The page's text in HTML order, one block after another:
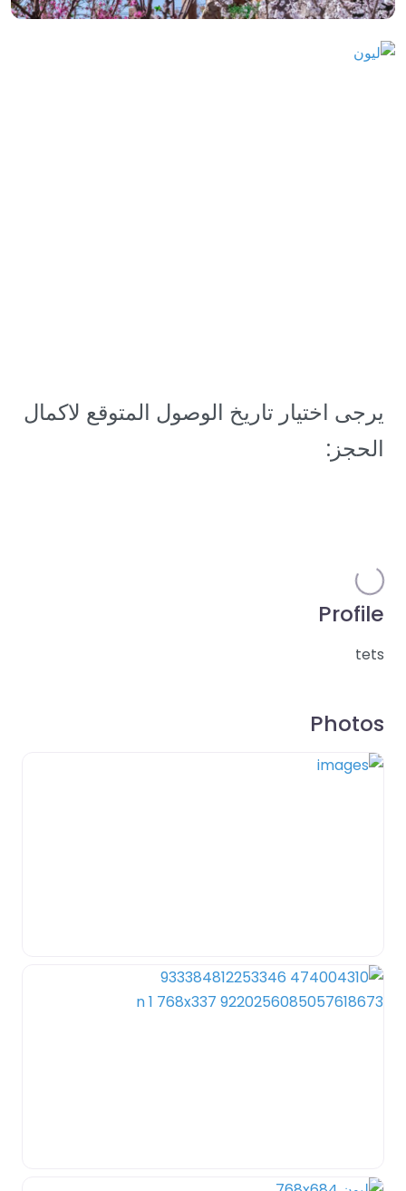
يرجى اختيار تاريخ الوصول المتوقع لاكمال
الحجز:
L
…
Profile
tets
Photos